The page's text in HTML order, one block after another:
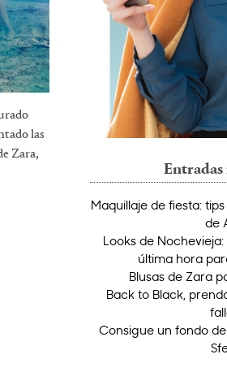
las
Zara,
Entradas
Maquillaje de fiesta:
de
Looks de
última hora
Blusas de Zara
Back to Black,
Consigue un fondo